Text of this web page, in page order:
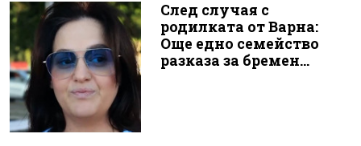
След случая с
родилката от Варна:
Още едно семейство
разказа за бремен...